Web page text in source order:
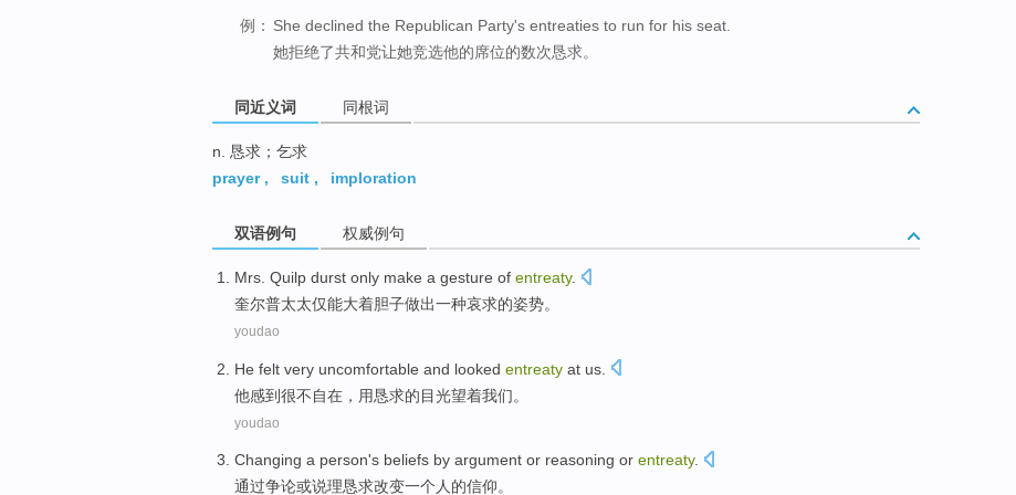
例： She declined the Republican Party's entreaties to run for his seat.
她拒绝了共和党让她竞选他的席位的数次恳求。
同近义词 同根词
n. 恳求；乞求
prayer, suit , imploration
双语例句 权威例句
Mrs. Quilp durst only make a gesture of entreaty.
奎尔普太太仅能大着胆子做出一种哀求的姿势。
youdao
He felt very uncomfortable and looked entreaty at us
他感到很不自在 ， 用恳求的目光望着我们。
youdao
Changing a person's beliefs by argument or reasoning or entreaty.
通过争论或说理恳求改变一个人的信仰。